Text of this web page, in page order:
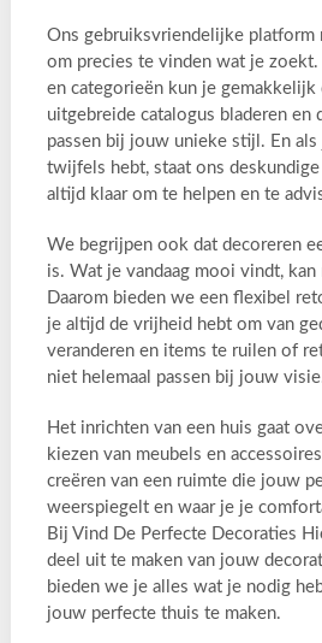
Ons gebruiksvriendelijke platform
om precies te vinden wat je
en categorieën kun je gemakkelijk
uitgebreide catalogus bladeren en
passen bij jouw unieke stijl. En
twijfels hebt, staat ons
altijd klaar om te helpen en te
We begrijpen ook dat decoreren
is. Wat je vandaag mooi vindt, kan
Daarom bieden we een flexibel
je altijd de vrijheid hebt om van
veranderen en items te ruilen of
niet helemaal passen bij jouw
Het inrichten van een huis gaat
kiezen van meubels en
creëren van een ruimte die jouw
weerspiegelt en waar je je
Bij Vind De Perfecte Decoraties
deel uit te maken van jouw
bieden we je alles wat je nodig
jouw perfecte thuis te maken.